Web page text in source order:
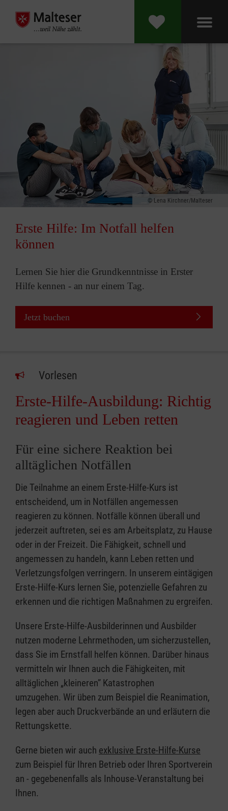
Lena Kirchner/Malteser
Erste Hilfe: Im Notfall helfen
können
Lernen Sie hier die Grundkenntnisse in Erster
Hilfe kennen - an nur einem Tag.
Jetzt buchen
Vorlesen
Erste-Hilfe-Ausbildung: Richtig
reagieren und Leben retten
Für eine sichere Reaktion bei
alltäglichen Notfällen
Die Teilnahme an einem Erste-Hilfe-Kurs ist
entscheidend, um in Notfällen angemessen
reagieren zu können. Notfälle können überall und
jederzeit auftreten, sei es am Arbeitsplatz, zu Hause
oder in der Freizeit. Die Fähigkeit, schnell und
angemessen zu handeln, kann Leben retten und
Verletzungsfolgen verringern. In unserem eintägigen
Erste-Hilfe-Kurs lernen Sie, potenzielle Gefahren zu
erkennen und die richtigen Maßnahmen zu ergreifen.
Unsere Erste-Hilfe-Ausbilderinnen und Ausbilder
nutzen moderne Lehrmethoden, um sicherzustellen,
dass Sie im Ernstfall helfen können. Darüber hinaus
vermitteln wir Ihnen auch die Fähigkeiten, mit
alltäglichen „kleineren” Katastrophen
umzugehen. Wir üben zum Beispiel die Reanimation,
legen aber auch Druckverbände an und erläutern die
Rettungskette.
Gerne bieten wir auch exklusive Erste-Hilfe-Kurse
zum Beispiel für Ihren Betrieb oder Ihren Sportverein
an - gegebenenfalls als Inhouse-Veranstaltung bei
Ihnen.